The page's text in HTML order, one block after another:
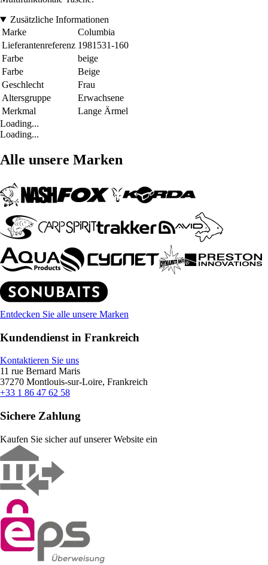
Zusätzliche Informationen
Marke
Columbia
Lieferantenreferenz 1981531-160
Farbe
beige
Farbe
Beige
Geschlecht
Frau
Altersgruppe
Erwachsene
Merkmal
Lange Ärmel
Loading...
Loading...
Alle unsere Marken
Entdecken Sie alle unsere Marken
Kundendienst in Frankreich
Kontaktieren Sie uns
11 rue Bernard Maris
37270 Montlouis-sur-Loire, Frankreich
+33 1 86 47 62 58
Sichere Zahlung
Kaufen Sie sicher auf unserer Website ein